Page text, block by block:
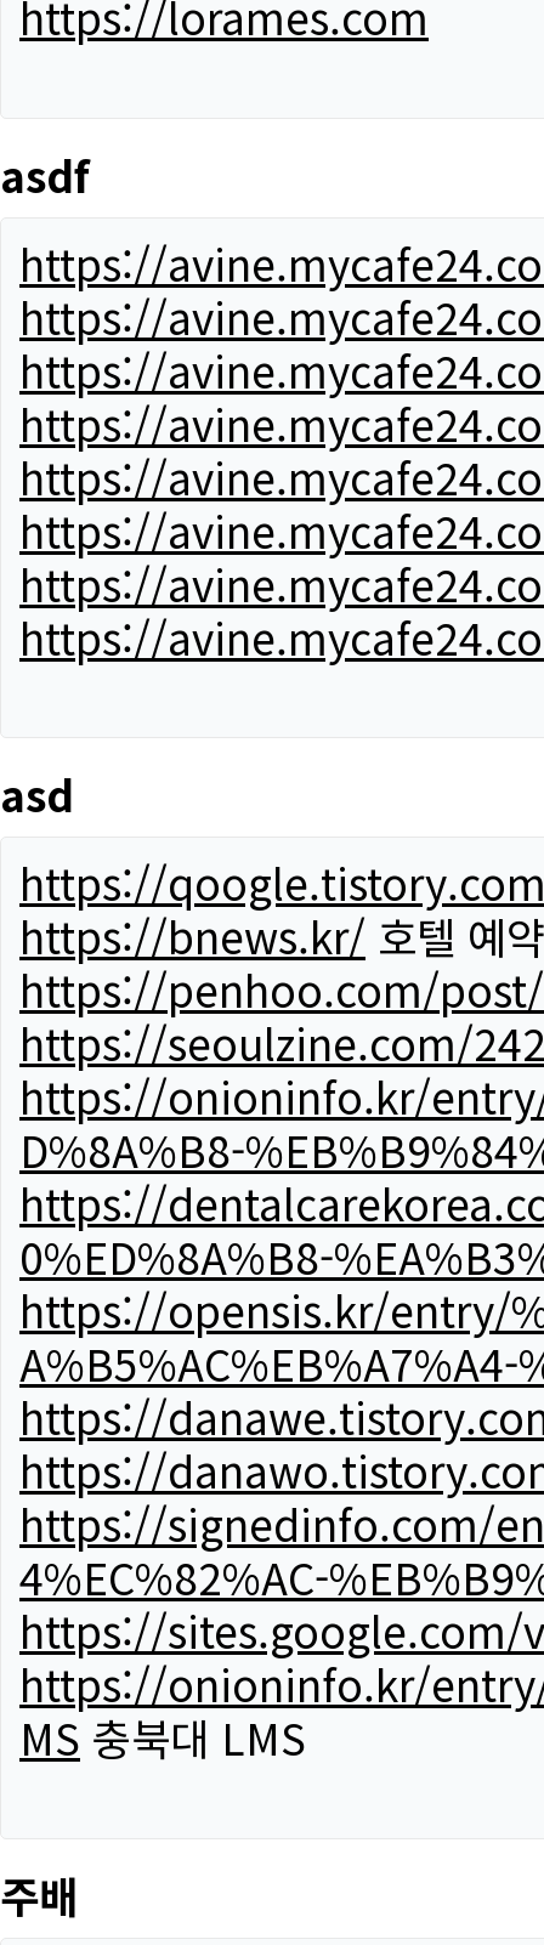
https://lorames.com
asdf
https://
https://
https://
https://
https://
https://
https://
https://
asd
https://
https://bnews.kr/ 호텔 예약
https://penhoo.com/
https://seoulzine.com/
https://onioninfo.kr/entry/
D%8A%B8-
https://
0%ED%8A%B8-
https://opensis.kr/entry/
A%B5%AC%EB%A7%A4-
https://
https://
https://signedinfo.com/
4%EC%82%AC-
https://sites.google.com/
https://onioninfo.kr/entry/
MS 충북대 LMS
주배